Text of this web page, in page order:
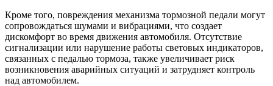
Кроме того, повреждения механизма тормозной педали могут
сопровождаться шумами и вибрациями, что создает
дискомфорт во время движения автомобиля. Отсутствие
сигнализации или нарушение работы световых индикаторов,
связанных с педалью тормоза, также увеличивает риск
возникновения аварийных ситуаций и затрудняет контроль
над автомобилем.